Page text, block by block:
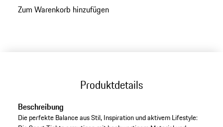
Zum Warenkorb hinzufügen
Produktdetails
Beschreibung
Die perfekte Balance aus Stil, Inspiration und aktivem Lifestyle: